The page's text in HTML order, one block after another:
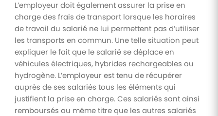
L’employeur doit également assurer la prise en
charge des frais de transport lorsque les horaires
de travail du salarié ne lui permettent pas d’utiliser
les transports en commun. Une telle situation peut
expliquer le fait que le salarié se déplace en
véhicules électriques, hybrides rechargeables ou
hydrogène. L’employeur est tenu de récupérer
auprès de ses salariés tous les éléments qui
justifient la prise en charge. Ces salariés sont ainsi
remboursés au même titre que les autres salariés